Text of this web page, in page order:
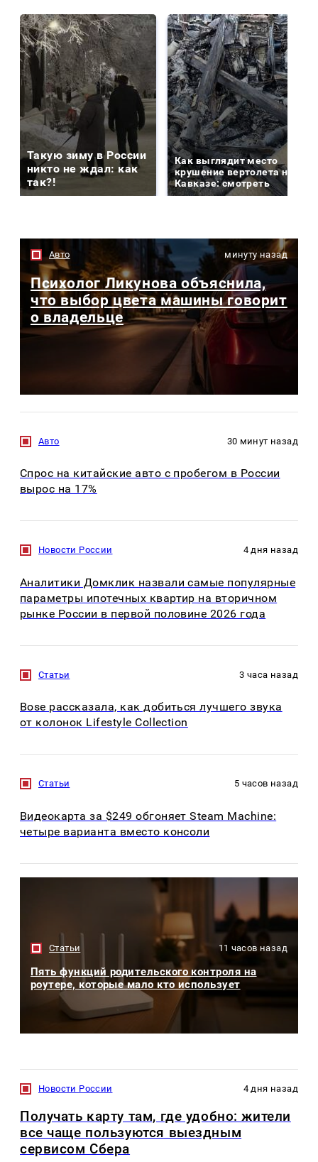
Такую зиму в России
никто не ждал: как
так?!
Как выглядит место
крушение вертолета на
Кавказе: смотреть
Авто минуту назад
Психолог Ликунова объяснила,
что выбор цвета машины говорит
о владельце
Авто 30 минут назад
Спрос на китайские авто с пробегом в России
вырос на 17%
Новости России 4 дня назад
Аналитики Домклик назвали самые популярные
параметры ипотечных квартир на вторичном
рынке России в первой половине 2026 года
Статьи 3 часа назад
Bose рассказала, как добиться лучшего звука
от колонок Lifestyle Collection
Статьи 5 часов назад
Видеокарта за $249 обгоняет Steam Machine:
четыре варианта вместо консоли
Статьи 11 часов назад
Пять функций родительского контроля на
роутере, которые мало кто использует
Новости России 4 дня назад
Получать карту там, где удобно: жители
все чаще пользуются выездным
сервисом Сбера